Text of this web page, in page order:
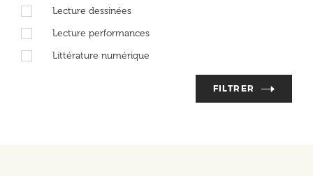
Lecture dessinées
Lecture performances
Littérature numérique
FILTRER